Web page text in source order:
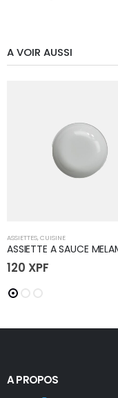
A VOIR AUSSI
ASSIETTES, CUISINE
120 XPF
A PROPOS